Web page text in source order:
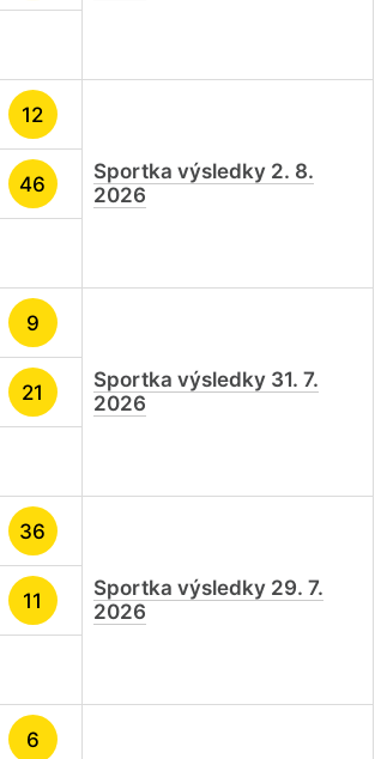
12
Sportka výsledky 2. 8.
2026
46
9
Sportka výsledky 31. 7.
2026
21
36
Sportka výsledky 29. 7.
2026
11
6